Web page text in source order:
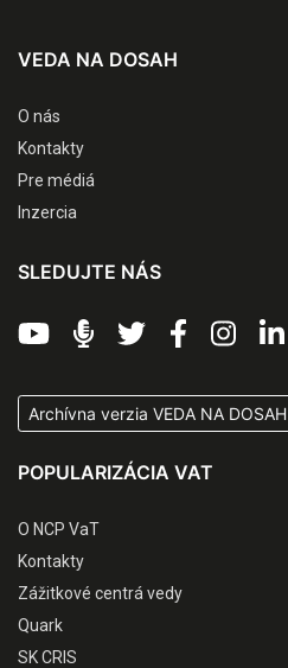
VEDA NA DOSAH
O nás
Kontakty
Pre médiá
Inzercia
SLEDUJTE NÁS
Archívna verzia VEDA NA DOSAH
POPULARIZÁCIA VAT
O NCP VaT
Kontakty
Zážitkové centrá vedy
Quark
SK CRIS